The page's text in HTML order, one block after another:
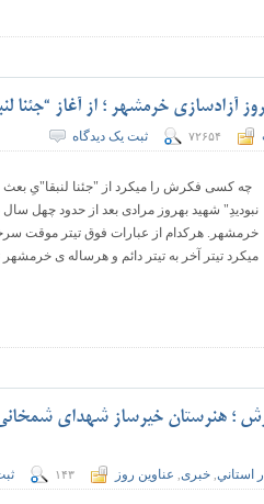
آزادسازی خرمشهر ؛ از آغاز “جئنا
۷۲۶۵۴ ثبت یک دیدگاه
چه کسی فکرش را میکرد از "جئنا لنبقا"یِ بعث
نبودیدِ" شهید بهروز مرادی بعد از حدود چهل
خرمشهر. هرکدام از عبارات فوق تیتر موقت
میکرد تیتر آخر به تیتر دائم و هرساله ی
استاني خبری عناوین روز ۱۴۳